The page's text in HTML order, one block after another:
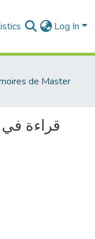
Log In
de Master
قراءة